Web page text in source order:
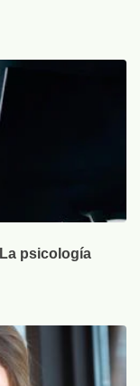
psicología